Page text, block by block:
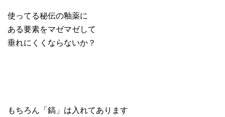
使ってる秘伝の釉薬に
ある要素をマゼマゼして
垂れにくくならないか？
もちろん「鎬」は入れてあります